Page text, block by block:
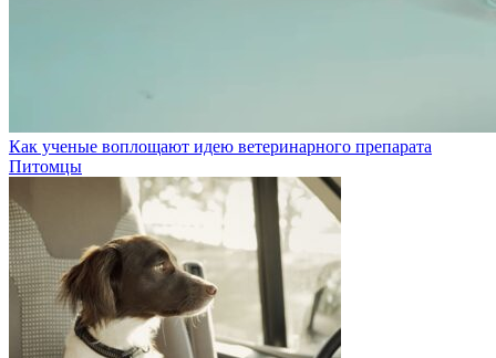
Как ученые воплощают идею ветеринарного препарата
Питомцы